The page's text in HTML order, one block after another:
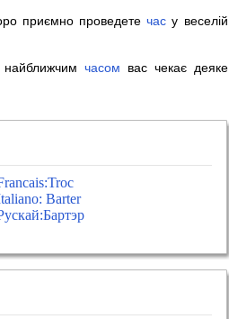
приємно проведетечас у веселій
часом вас чекає деяке
Barter